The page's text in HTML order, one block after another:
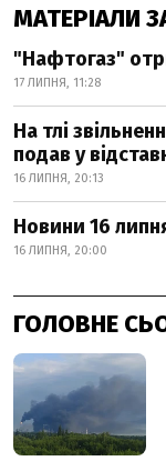
МАТЕРІАЛИ
"Нафтогаз"
17 ЛИПНЯ, 11:28
На тлі
подав у
16 ЛИПНЯ, 20:13
Новини 16
16 ЛИПНЯ, 20:00
ГОЛОВНЕ